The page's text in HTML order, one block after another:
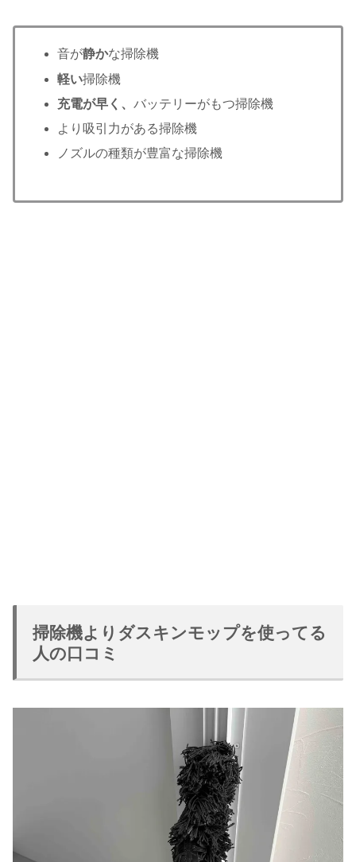
音が静かな掃除機
軽い掃除機
充電が早く、バッテリーがもつ掃除機
より吸引力がある掃除機
ノズルの種類が豊富な掃除機
掃除機よりダスキンモップを使ってる
人の口コミ